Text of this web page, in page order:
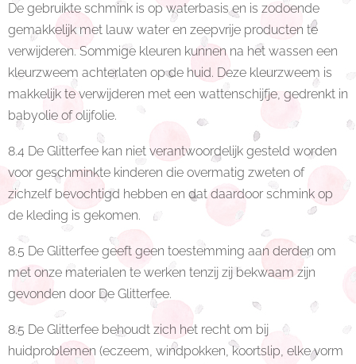
De gebruikte schmink is op waterbasis en is zodoende
gemakkelijk met lauw water en zeepvrije producten te
verwijderen. Sommige kleuren kunnen na het wassen een
kleurzweem achterlaten op de huid. Deze kleurzweem is
makkelijk te verwijderen met een wattenschijfje, gedrenkt in
babyolie of olijfolie.
8.4 De Glitterfee kan niet verantwoordelijk gesteld worden
voor geschminkte kinderen die overmatig zweten of
zichzelf bevochtigd hebben en dat daardoor schmink op
de kleding is gekomen.
8.5 De Glitterfee geeft geen toestemming aan derden om
met onze materialen te werken tenzij zij bekwaam zijn
gevonden door De Glitterfee.
8.5 De Glitterfee behoudt zich het recht om bij
huidproblemen (eczeem, windpokken, koortslip, elke vorm